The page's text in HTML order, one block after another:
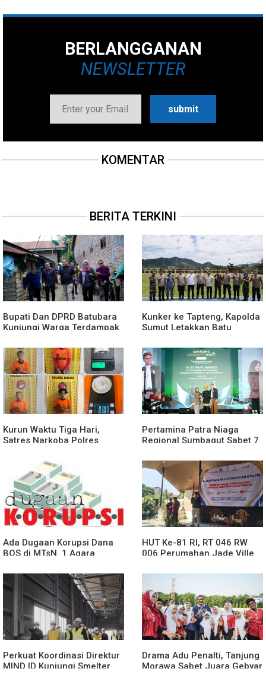
BERLANGGANAN
NEWSLETTER
KOMENTAR
BERITA TERKINI
Bupati Dan DPRD Batubara
Kunjungi Warga Terdampak
Kunker ke Tapteng, Kapolda
Sumut Letakkan Batu
Rusun Polres Tapanuli
Tengah
Kurun Waktu Tiga Hari,
Satres Narkoba Polres
Terduga Bandar Narkoba
Pertamina Patra Niaga
Regional Sumbagut Sabet 7
Komitmen Nyata Kontribusi
untuk Masyarakat
Ada Dugaan Korupsi Dana
BOS di MTsN. 1 Agara
BUNGKAM
HUT Ke-81 RI, RT 046 RW
006 Perumahan Jade Ville
Gelar Talkshow & Cek
Kesehatan Gratis.
Perkuat Koordinasi Direktur
MIND ID Kunjungi Smelter
Drama Adu Penalti, Tanjung
Morawa Sabet Juara Gebyar